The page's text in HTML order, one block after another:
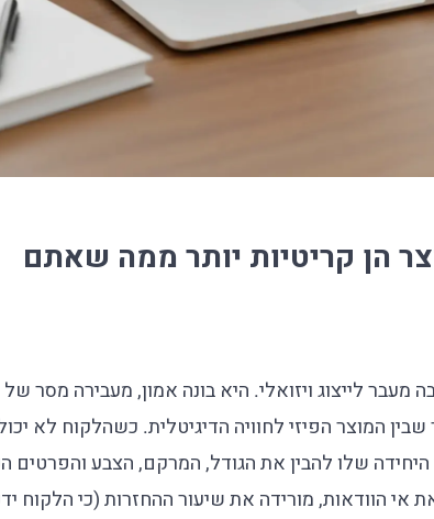
הן קריטיות יותר ממה שאתם
מעבר לייצוג ויזואלי. היא בונה אמון, מעבירה מסר
המוצר הפיזי לחוויה הדיגיטלית. כשהלקוח לא
שלו להבין את הגודל, המרקם, הצבע והפרטים
אי הוודאות, מורידה את שיעור ההחזרות (כי הלקוח